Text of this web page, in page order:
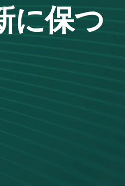
に保つ